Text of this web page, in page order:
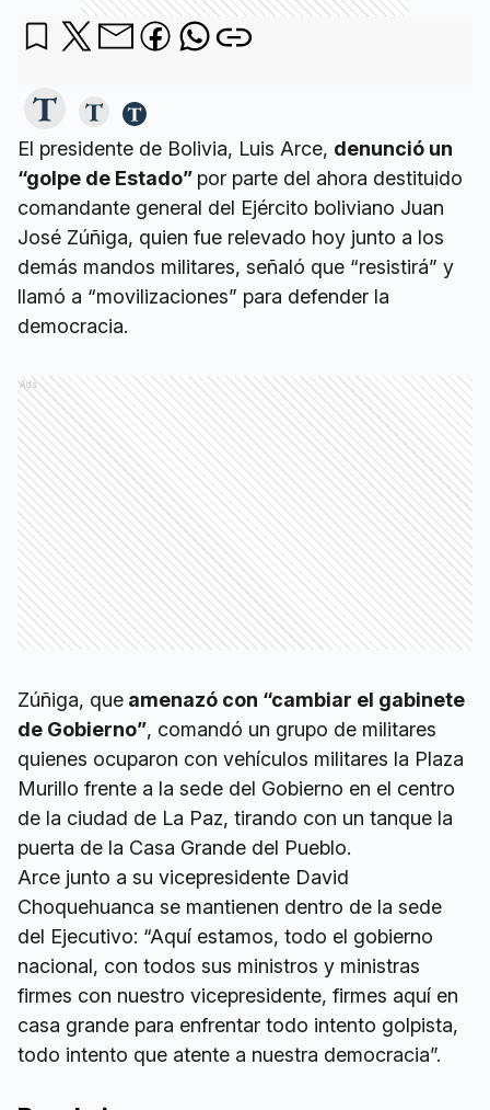
El presidente de Bolivia, Luis Arce, denunció un
“golpe de Estado” por parte del ahora destituido
comandante general del Ejército boliviano Juan
José Zúñiga, quien fue relevado hoy junto a los
demás mandos militares, señaló que “resistirá” y
llamó a “movilizaciones” para defender la
democracia.
Ads
Zúñiga, que amenazó con “cambiar el gabinete
de Gobierno”, comandó un grupo de militares
quienes ocuparon con vehículos militares la Plaza
Murillo frente a la sede del Gobierno en el centro
de la ciudad de La Paz, tirando con un tanque la
puerta de la Casa Grande del Pueblo.
Arce junto a su vicepresidente David
Choquehuanca se mantienen dentro de la sede
del Ejecutivo: “Aquí estamos, todo el gobierno
nacional, con todos sus ministros y ministras
firmes con nuestro vicepresidente, firmes aquí en
casa grande para enfrentar todo intento golpista,
todo intento que atente a nuestra democracia”.